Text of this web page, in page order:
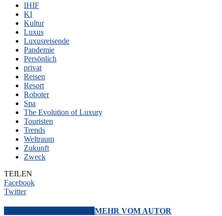
IHIF
KI
Kultur
Luxus
Luxusreisende
Pandemie
Persönlich
privat
Reisen
Resort
Roboter
Spa
The Evolution of Luxury
Touristen
Trends
Weltraum
Zukunft
Zweck
TEILEN
Facebook
Twitter
MEHR VOM AUTOR